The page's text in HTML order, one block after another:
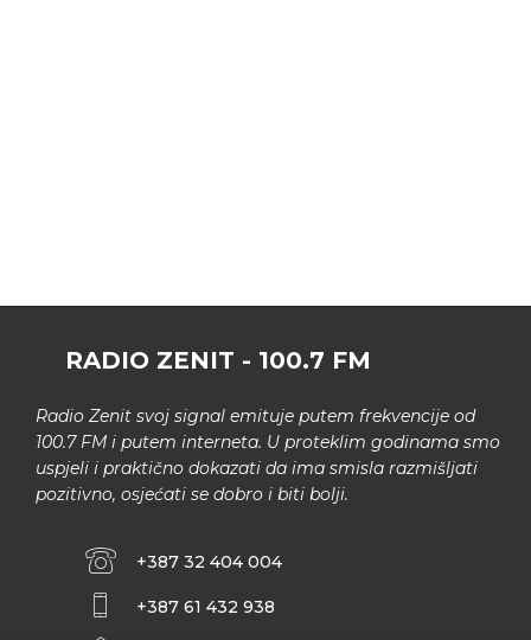
RADIO ZENIT - 100.7 FM
Radio Zenit svoj signal emituje putem frekvencije od
100.7 FM i putem interneta. U proteklim godinama smo
uspjeli i praktično dokazati da ima smisla razmišljati
pozitivno, osjećati se dobro i biti bolji.
+387 32 404 004
+387 61 432 938